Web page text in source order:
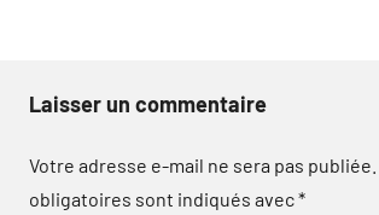
Laisser un commentaire
Votre adresse e-mail ne sera pas publiée.
obligatoires sont indiqués avec*